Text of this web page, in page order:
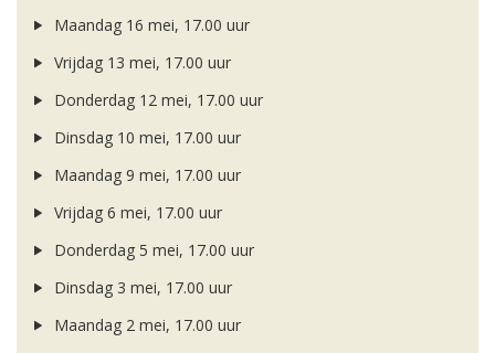
Maandag 16 mei, 17.00 uur
Vrijdag 13 mei, 17.00 uur
Donderdag 12 mei, 17.00 uur
Dinsdag 10 mei, 17.00 uur
Maandag 9 mei, 17.00 uur
Vrijdag 6 mei, 17.00 uur
Donderdag 5 mei, 17.00 uur
Dinsdag 3 mei, 17.00 uur
Maandag 2 mei, 17.00 uur